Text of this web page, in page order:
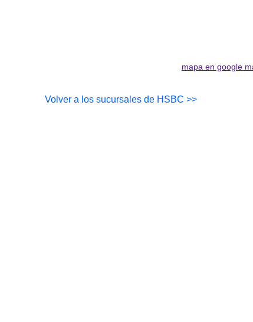
mapa en google
Volver a los sucursales de HSBC >>